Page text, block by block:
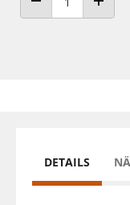
ANZAHL VERRINGERN
DETAILS